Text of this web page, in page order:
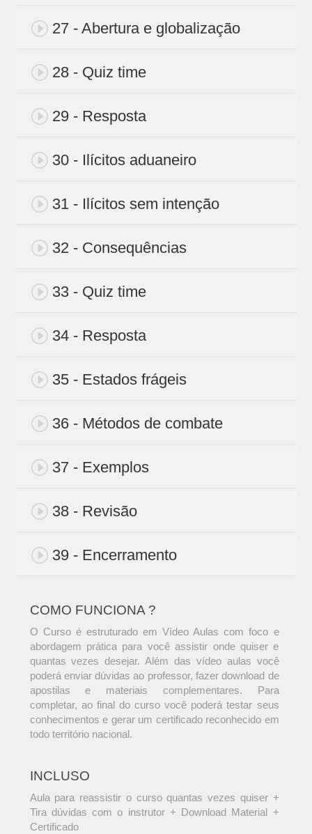
27 - Abertura e globalização
28 - Quiz time
29 - Resposta
30 - Ilícitos aduaneiro
31 - Ilícitos sem intenção
32 - Consequências
33 - Quiz time
34 - Resposta
35 - Estados frágeis
36 - Métodos de combate
37 - Exemplos
38 - Revisão
39 - Encerramento
COMO FUNCIONA ?
O Curso é estruturado em Vídeo Aulas com foco e
abordagem prática para você assistir onde quiser e
quantas vezes desejar. Além das vídeo aulas você
poderá enviar dúvidas ao professor, fazer download de
apostilas e materiais complementares. Para
completar, ao final do curso você poderá testar seus
conhecimentos e gerar um certificado reconhecido em
todo território nacional.
INCLUSO
Aula para reassistir o curso quantas vezes quiser +
Tira dúvidas com o instrutor + Download Material +
Certificado